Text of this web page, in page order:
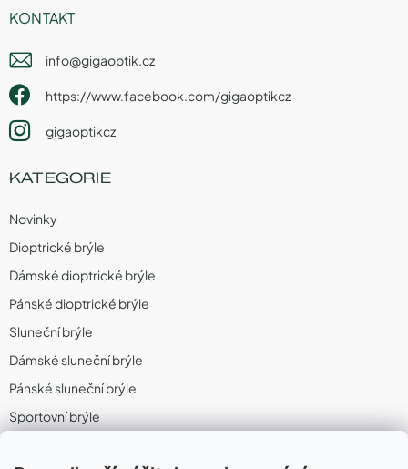
KONTAKT
info@gigaoptik.cz
https://www.facebook.com/gigaoptikcz
gigaoptikcz
KATEGORIE
Novinky
Dioptrické brýle
Dámské dioptrické brýle
Pánské dioptrické brýle
Sluneční brýle
Dámské sluneční brýle
Pánské sluneční brýle
Sportovní brýle